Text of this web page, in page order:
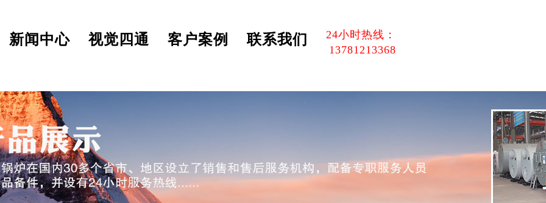
新闻中心 视觉四通 客户案例 联系我们
24小时热线：
13781213368